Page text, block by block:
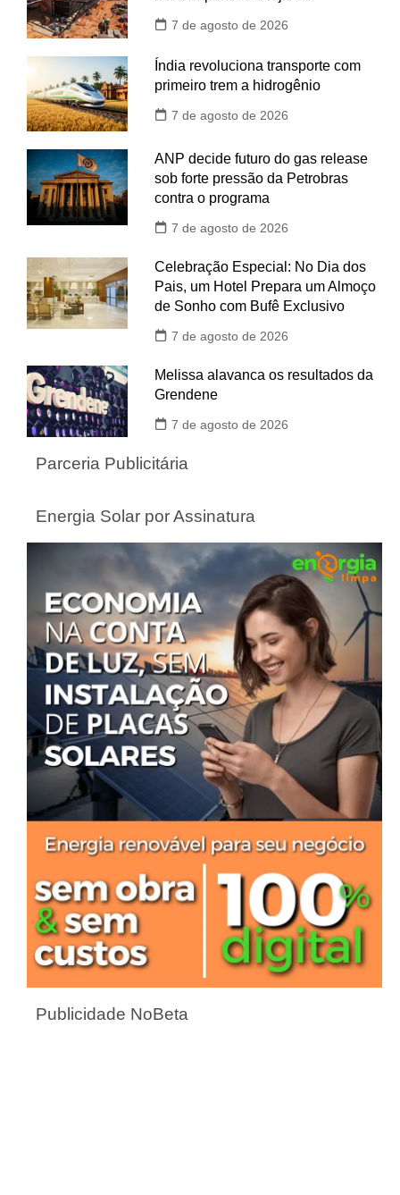
7 de agosto de 2026
Índia revoluciona transporte com
primeiro trem a hidrogênio
7 de agosto de 2026
ANP decide futuro do gas release
sob forte pressão da Petrobras
contra o programa
7 de agosto de 2026
Celebração Especial: No Dia dos
Pais, um Hotel Prepara um Almoço
de Sonho com Bufê Exclusivo
7 de agosto de 2026
Melissa alavanca os resultados da
Grendene
7 de agosto de 2026
Parceria Publicitária
Energia Solar por Assinatura
Publicidade NoBeta